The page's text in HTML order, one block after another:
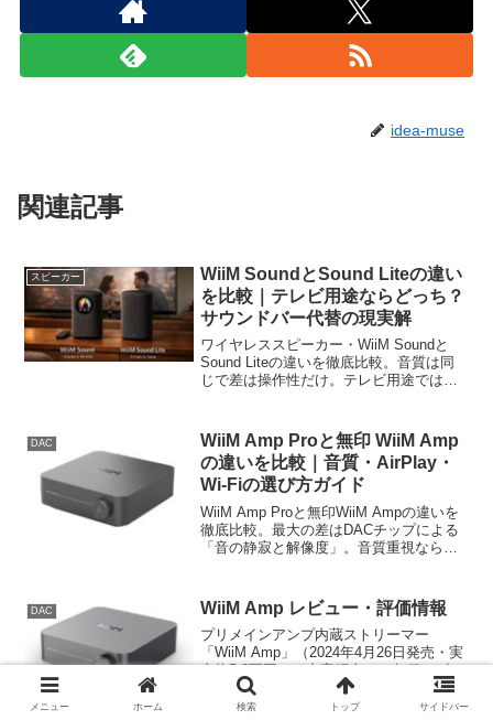
idea-muse
関連記事
スピーカー
WiiM SoundとSound Liteの違い
を比較｜テレビ用途ならどっち？
サウンドバー代替の現実解
ワイヤレススピーカー・WiiM Soundと
Sound Liteの違いを徹底比較。音質は同
じで差は操作性だけ。テレビ用途ではサ
性を踏まえ、どちらを選ぶべきかをわか
りやすく解説。
DAC
WiiM Amp Proと無印 WiiM Amp
の違いを比較｜音質・AirPlay・
Wi-Fiの選び方ガイド
WiiM Amp Proと無印WiiM Ampの違いを
徹底比較。最大の差はDACチップによる
「音の静寂と解像度」。音質重視なら
くり聴く派はPro、リビングBGMなら無
印で十分。購入前の判断ポイントを毒も
交えて解説。
DAC WiiM Amp レビュー・評価情報
プリメインアンプ内蔵ストリーマー
「WiiM Amp」（2024年4月26日発売・実
売約5.2万円）の内容紹介と、各種レビュ
ー・評価から本機の実力を分析・考察。
メニュー ホーム 検索 トップ サイドバー